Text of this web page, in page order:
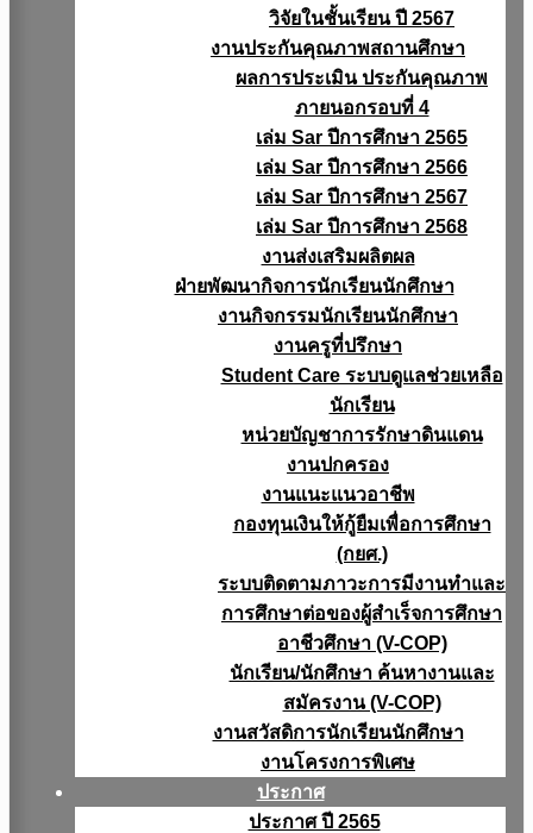
วิจัยในชั้นเรียน ปี 2567
งานประกันคุณภาพสถานศึกษา
ผลการประเมิน ประกันคุณภาพ
ภายนอกรอบที่ 4
เล่ม Sar ปีการศึกษา 2565
เล่ม Sar ปีการศึกษา 2566
เล่ม Sar ปีการศึกษา 2567
เล่ม Sar ปีการศึกษา 2568
งานส่งเสริมผลิตผล
ฝ่ายพัฒนากิจการนักเรียนนักศึกษา
งานกิจกรรมนักเรียนนักศึกษา
งานครูที่ปรึกษา
Student Care ระบบดูแลช่วยเหลือ
นักเรียน
หน่วยบัญชาการรักษาดินแดน
งานปกครอง
งานแนะแนวอาชีพ
กองทุนเงินให้กู้ยืมเพื่อการศึกษา
(กยศ.)
ระบบติดตามภาวะการมีงานทำและ
การศึกษาต่อของผู้สำเร็จการศึกษา
อาชีวศึกษา (V-COP)
นักเรียน/นักศึกษา ค้นหางานและ
สมัครงาน (V-COP)
งานสวัสดิการนักเรียนนักศึกษา
งานโครงการพิเศษ
ประกาศ
ประกาศ ปี 2565